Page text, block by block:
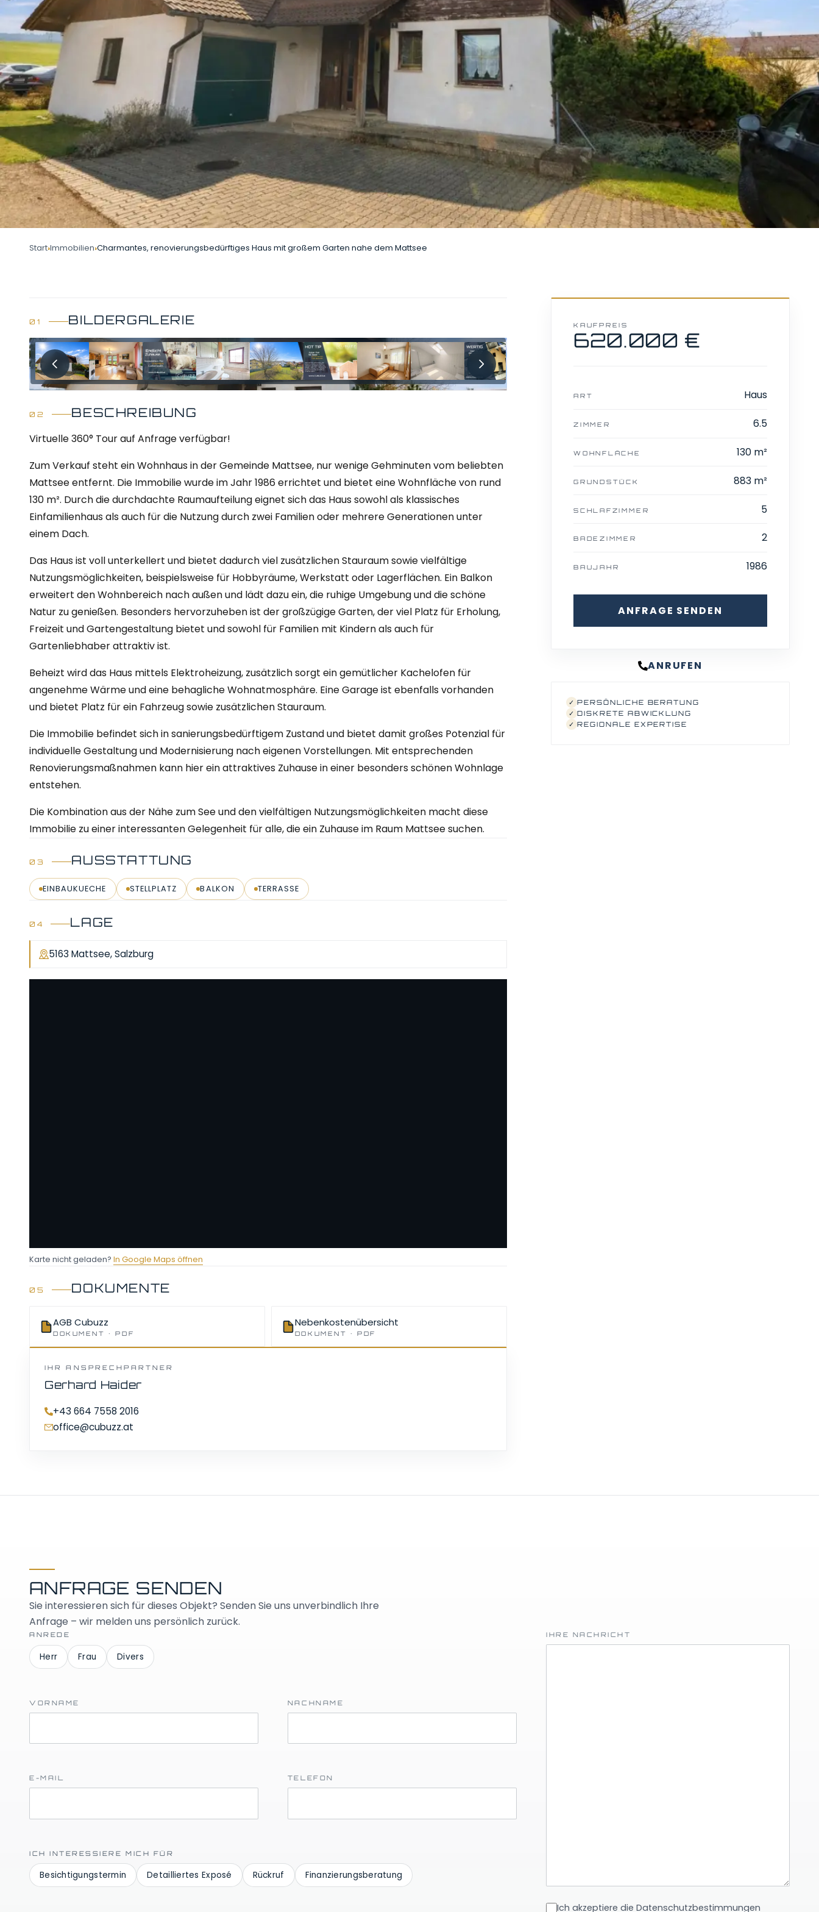
Start Immobilien Charmantes, renovierungsbedürftiges Haus mit großem Garten nahe dem Mattsee
BILDERGALERIE
GALERIE ÖFFNEN 11 Bilder
BESCHREIBUNG
Virtuelle 360° Tour auf Anfrage verfügbar!
Zum Verkauf steht ein Wohnhaus in der Gemeinde Mattsee, nur wenige Gehminuten vom beliebten
Mattsee entfernt. Die Immobilie wurde im Jahr 1986 errichtet und bietet eine Wohnfläche von rund
130 m². Durch die durchdachte Raumaufteilung eignet sich das Haus sowohl als klassisches
Einfamilienhaus als auch für die Nutzung durch zwei Familien oder mehrere Generationen unter
einem Dach.
Das Haus ist voll unterkellert und bietet dadurch viel zusätzlichen Stauraum sowie vielfältige
Nutzungsmöglichkeiten, beispielsweise für Hobbyräume, Werkstatt oder Lagerflächen. Ein Balkon
erweitert den Wohnbereich nach außen und lädt dazu ein, die ruhige Umgebung und die schöne
Natur zu genießen. Besonders hervorzuheben ist der großzügige Garten, der viel Platz für Erholung,
Freizeit und Gartengestaltung bietet und sowohl für Familien mit Kindern als auch für
Gartenliebhaber attraktiv ist.
Beheizt wird das Haus mittels Elektroheizung, zusätzlich sorgt ein gemütlicher Kachelofen für
angenehme Wärme und eine behagliche Wohnatmosphäre. Eine Garage ist ebenfalls vorhanden
und bietet Platz für ein Fahrzeug sowie zusätzlichen Stauraum.
Die Immobilie befindet sich in sanierungsbedürftigem Zustand und bietet damit großes Potenzial für
individuelle Gestaltung und Modernisierung nach eigenen Vorstellungen. Mit entsprechenden
Renovierungsmaßnahmen kann hier ein attraktives Zuhause in einer besonders schönen Wohnlage
entstehen.
Die Kombination aus der Nähe zum See und den vielfältigen Nutzungsmöglichkeiten macht diese
Immobilie zu einer interessanten Gelegenheit für alle, die ein Zuhause im Raum Mattsee suchen.
AUSSTATTUNG
EINBAUKUECHE STELLPLATZ BALKON TERRASSE
LAGE
5163 Mattsee, Salzburg
akzeptieren Sie die Datenschutzrichtlinien von Google.
Karte nicht geladen? In Google Maps öffnen
DOKUMENTE
AGB Cubuzz
DOKUMENT · PDF
Nebenkostenübersicht
DOKUMENT · PDF
IHR ANSPRECHPARTNER
Gerhard Haider
+43 664 7558 2016
office@cubuzz.at
KAUFPREIS
620.000 €
ART Haus
ZIMMER 6.5
WOHNFLÄCHE 130 m²
GRUNDSTÜCK 883 m²
SCHLAFZIMMER 5
BADEZIMMER 2
BAUJAHR 1986
ANFRAGE SENDEN
ANRUFEN
✓ PERSÖNLICHE BERATUNG
✓ DISKRETE ABWICKLUNG
✓ REGIONALE EXPERTISE
ANFRAGE SENDEN
Sie interessieren sich für dieses Objekt? Senden Sie uns unverbindlich Ihre
Anfrage – wir melden uns persönlich zurück.
ANREDE
Herr Frau Divers
VORNAME NACHNAME
E-MAIL TELEFON
ICH INTERESSIERE MICH FÜR
Besichtigungstermin Detailliertes Exposé Rückruf Finanzierungsberatung
IHRE NACHRICHT
Ich akzeptiere die Datenschutzbestimmungen